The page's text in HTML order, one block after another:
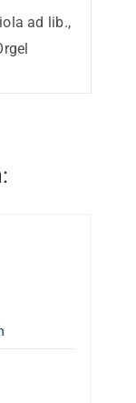
ad lib.,